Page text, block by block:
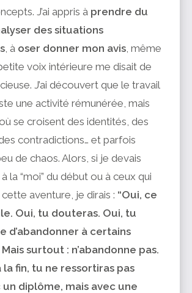
J’ai appris à prendre du
des situations
, à oser donner mon avis, même
voix intérieure me disait de
J’ai découvert que le travail
une activité rémunérée, mais
se croisent des identités, des
contradictions… et parfois
de chaos. Alors, si je devais
à la “moi” du début ou à ceux qui
aventure, je dirais : “Oui, ce
Oui, tu douteras. Oui, tu
d’abandonner à certains
surtout : n’abandonne pas.
la fin, tu ne ressortiras pas
diplôme, mais avec une